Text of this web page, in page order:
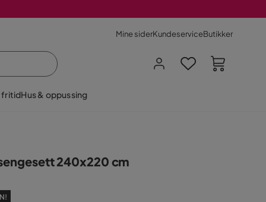
Mine siderKundeserviceButikker
fritidHus & oppussing
240x220 cm